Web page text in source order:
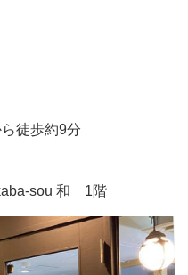
徒歩約9分
sou 和 1階